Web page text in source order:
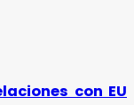
con EU